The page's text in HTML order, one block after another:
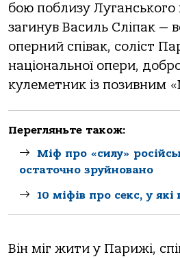
бою поблизу Луганського
загинув Василь Сліпак —
оперний співак, соліст
національної опери,
кулеметник із позивним
Перегляньте також:
Міф про «силу»
остаточно зруйновано
10 міфів про секс, у які
Він міг жити у Парижі,